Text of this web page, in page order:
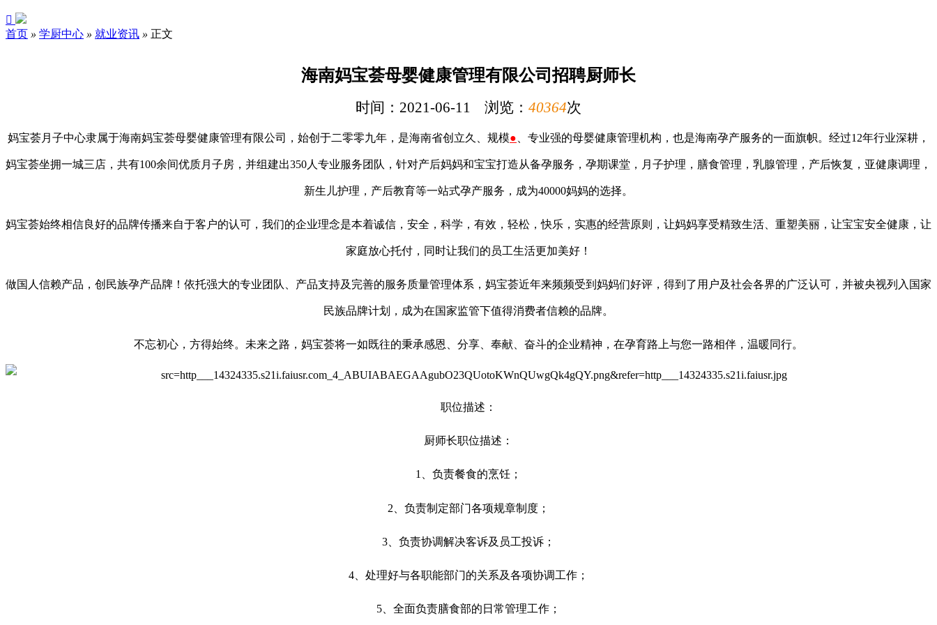

首页 » 学厨中心 » 就业资讯 » 正文
海南妈宝荟母婴健康管理有限公司招聘厨师长
时间：2021-06-11 浏览： 40364次
妈宝荟月子中心隶属于海南妈宝荟母婴健康管理有限公司，始创于二零零九年，是海南省创立久、规模● 、专业强的母婴健康管理机构，也是海南孕产服务的一面旗帜。经过12年行业深耕，
妈宝荟坐拥一城三店，共有100余间优质月子房，并组建出350人专业服务团队，针对产后妈妈和宝宝打造从备孕服务，孕期课堂，月子护理，膳食管理，乳腺管理，产后恢复，亚健康调理，
新生儿护理，产后教育等一站式孕产服务，成为40000妈妈的选择。
妈宝荟始终相信良好的品牌传播来自于客户的认可，我们的企业理念是本着诚信，安全，科学，有效，轻松，快乐，实惠的经营原则，让妈妈享受精致生活、重塑美丽，让宝宝安全健康，让
家庭放心托付，同时让我们的员工生活更加美好！
做国人信赖产品，创民族孕产品牌！依托强大的专业团队、产品支持及完善的服务质量管理体系，妈宝荟近年来频频受到妈妈们好评，得到了用户及社会各界的广泛认可，并被央视列入国家
民族品牌计划，成为在国家监管下值得消费者信赖的品牌。
不忘初心，方得始终。未来之路，妈宝荟将一如既往的秉承感恩、分享、奉献、奋斗的企业精神，在孕育路上与您一路相伴，温暖同行。
职位描述：
厨师长职位描述：
1、 负责餐食的烹饪；
2、负责制定部门各项规章制度；
3、负责协调解决客诉及员工投诉；
4、处理好与各职能部门的关系及各项协调工作；
5、全面负责膳食部的日常管理工作；